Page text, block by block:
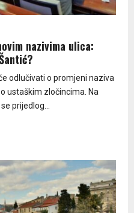
nazivima ulica:
odlučivati o promjeni naziva
ustaškim zločincima. Na
prijedlog...